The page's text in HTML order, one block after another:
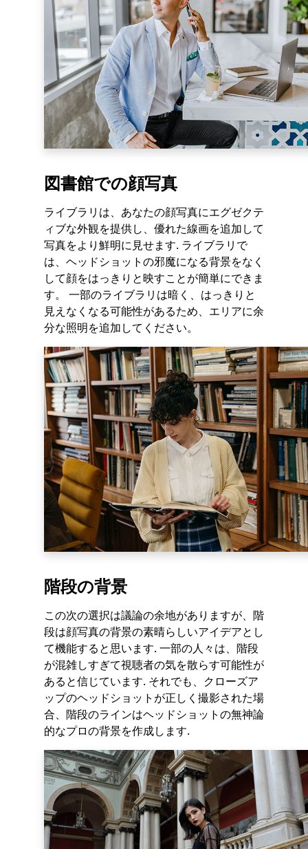
図書館での顔写真
ライブラリは、あなたの顔写真にエグゼクテ
ィブな外観を提供し、優れた線画を追加して
写真をより鮮明に見せます. ライブラリで
は、ヘッドショットの邪魔になる背景をなく
して顔をはっきりと映すことが簡単にできま
す。 一部のライブラリは暗く、はっきりと
見えなくなる可能性があるため、エリアに余
分な照明を追加してください。
階段の背景
この次の選択は議論の余地がありますが、階
段は顔写真の背景の素晴らしいアイデアとし
て機能すると思います. 一部の人々は、階段
が混雑しすぎて視聴者の気を散らす可能性が
あると信じています. それでも、クローズア
ップのヘッドショットが正しく撮影された場
合、階段のラインはヘッドショットの無神論
的なプロの背景を作成します.